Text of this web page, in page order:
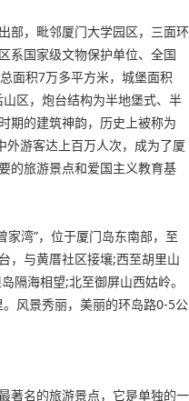
部，毗邻厦门大学园区，三面环
系国家级文物保护单位、全国
面积7万多平方米，城堡面积
区，炮台结构为半地堡式、半
期的建筑神韵，历史上被称为
外游客达上百万人次，成为了厦
的旅游景点和爱国主义教育基
家湾”，位于厦门岛东南部，至
，与黄厝社区接壤;西至胡里山
隔海相望;北至御屏山西姑岭。
风景秀丽，美丽的环岛路0-5公
著名的旅游景点，它是单独的一